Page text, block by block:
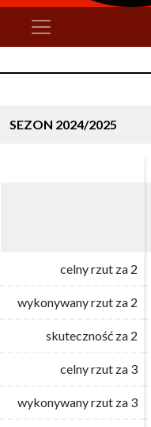
SEZON 2024/2025
celny rzut za 2
wykonywany rzut za 2
skuteczność za 2
celny rzut za 3
wykonywany rzut za 3
celny rzut za 2
wykonywany rzut za 2
skuteczność za 2
celny rzut za 3
wykonywany rzut za 3